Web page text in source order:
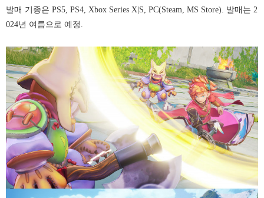
발매 기종은 PS5, PS4, Xbox Series X|S, PC(Steam, MS Store). 발매는 2
024년 여름으로 예정.